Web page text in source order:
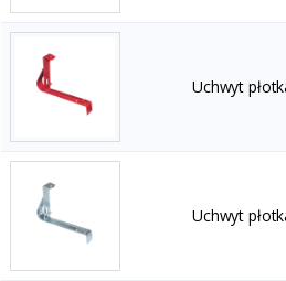
Uchwyt
Uchwyt